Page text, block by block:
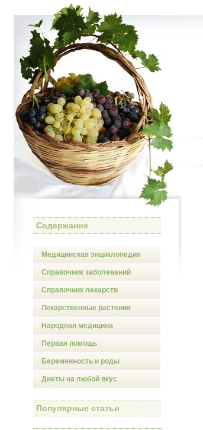
Содержание
Медицинская энциклопедия
Справочник заболеваний
Справочник лекарств
Лекарственные растения
Народная медицина
Первая помощь
Беременность и роды
Диеты на любой вкус
Популярные статьи